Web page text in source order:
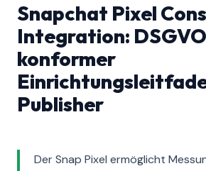
Snapchat Pixel
Integration:
konformer
Publisher
Der Snap Pixel ermöglicht